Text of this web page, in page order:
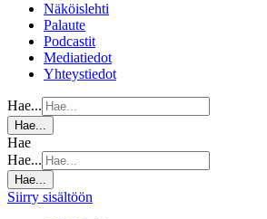
Näköislehti
Palaute
Podcastit
Mediatiedot
Yhteystiedot
Hae...
Hae...
Hae
Hae...
Hae...
Siirry sisältöön